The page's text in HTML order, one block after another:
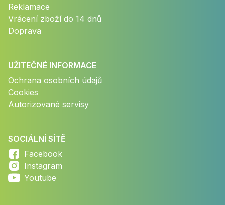
Reklamace
Vrácení zboží do 14 dnů
Doprava
UŽITEČNÉ INFORMACE
Ochrana osobních údajů
Cookies
Autorizované servisy
SOCIÁLNÍ SÍTĚ
Facebook
Instagram
Youtube